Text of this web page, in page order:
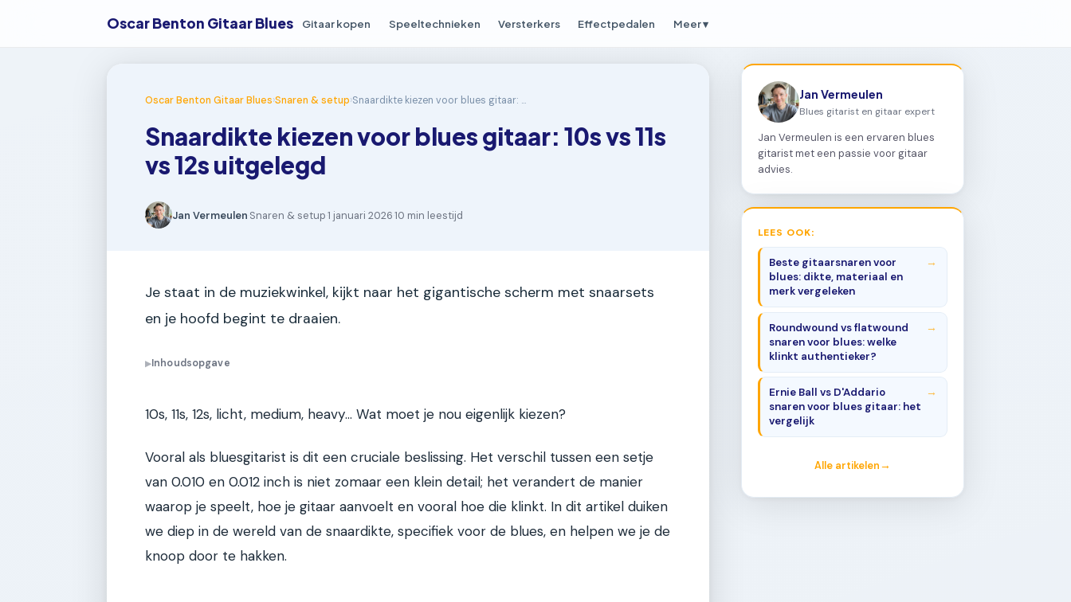
Oscar Benton Gitaar Blues Gitaar kopen Speeltechnieken Versterkers Effectpedalen Meer ▾
Oscar Benton Gitaar Blues›Snaren & setup› Snaardikte kiezen voor blues gitaar: 10s vs 11s vs 12s uitgelegd
Snaardikte kiezen voor blues gitaar: 10s vs 11s
vs 12s uitgelegd
Jan Vermeulen·Snaren & setup·1 januari 2026·10 min leestijd
Je staat in de muziekwinkel, kijkt naar het gigantische scherm met snaarsets
en je hoofd begint te draaien.
▶Inhoudsopgave
10s, 11s, 12s, licht, medium, heavy... Wat moet je nou eigenlijk kiezen?
Vooral als bluesgitarist is dit een cruciale beslissing. Het verschil tussen een setje
van 0.010 en 0.012 inch is niet zomaar een klein detail; het verandert de manier
waarop je speelt, hoe je gitaar aanvoelt en vooral hoe die klinkt. In dit artikel duiken
we diep in de wereld van de snaardikte, specifiek voor de blues, en helpen we je de
knoop door te hakken.
Jan Vermeulen
Blues gitarist en gitaar expert
Jan Vermeulen is een ervaren blues
gitarist met een passie voor gitaar
advies.
LEES OOK:
Beste gitaarsnaren voor
blues: dikte, materiaal en
merk vergeleken
Roundwound vs flatwound
snaren voor blues: welke
klinkt authentieker?
Ernie Ball vs D'Addario
snaren voor blues gitaar: het
vergelijk
Alle artikelen